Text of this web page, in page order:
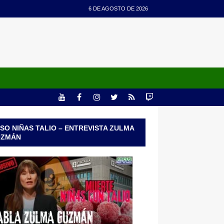
6 DE AGOSTO DE 2026
NIÑAS TALIO – ENTREVISTA ZULMA